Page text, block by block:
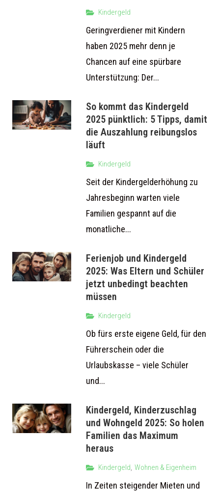
Kindergeld
Geringverdiener mit Kindern
haben 2025 mehr denn je
Chancen auf eine spürbare
Unterstützung: Der...
So kommt das Kindergeld
2025 pünktlich: 5 Tipps, damit
die Auszahlung reibungslos
läuft
Kindergeld
Seit der Kindergelderhöhung zu
Jahresbeginn warten viele
Familien gespannt auf die
monatliche...
Ferienjob und Kindergeld
2025: Was Eltern und Schüler
jetzt unbedingt beachten
müssen
Kindergeld
Ob fürs erste eigene Geld, für den
Führerschein oder die
Urlaubskasse – viele Schüler
und...
Kindergeld, Kinderzuschlag
und Wohngeld 2025: So holen
Familien das Maximum
heraus
Kindergeld, Wohnen & Eigenheim
In Zeiten steigender Mieten und